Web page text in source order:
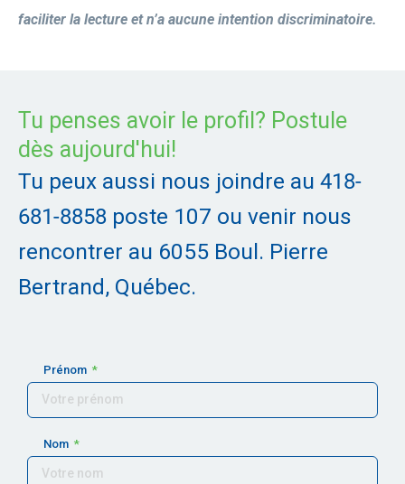
faciliter la lecture et n’a aucune intention discriminatoire.
Tu penses avoir le profil? Postule
dès aujourd'hui!
Tu peux aussi nous joindre au 418-
681-8858 poste 107 ou venir nous
rencontrer au 6055 Boul. Pierre
Bertrand, Québec.
Prénom
Nom